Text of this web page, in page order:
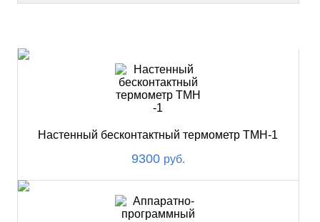
Настенный бесконтактный термометр ТМН-1
9300 руб.